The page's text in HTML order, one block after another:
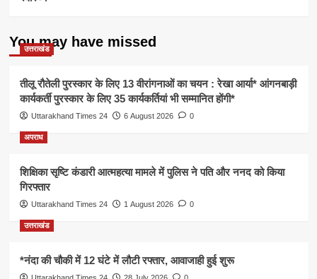
You may have missed
उत्तराखंड
तीलू रौतेली पुरस्कार के लिए 13 वीरांगनाओं का चयन : रेखा आर्या* आंगनबाड़ी
कार्यकर्ती पुरस्कार के लिए 35 कार्यकर्तियां भी सम्मानित होंगी*
Uttarakhand Times 24 6 August 2026 0
अपराध
शिक्षिका सृष्टि कंडारी आत्महत्या मामले में पुलिस ने पति और ननद को किया
गिरफ्तार
Uttarakhand Times 24 1 August 2026 0
उत्तराखंड
*नंदा की चौकी में 12 घंटे में लौटी रफ्तार, आवाजाही हुई शुरू